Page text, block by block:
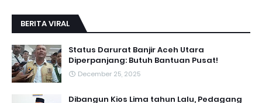
BERITA VIRAL
Status Darurat Banjir Aceh Utara
Diperpanjang: Butuh Bantuan Pusat!
December 25, 2025
Dibangun Kios Lima tahun Lalu, Pedagang